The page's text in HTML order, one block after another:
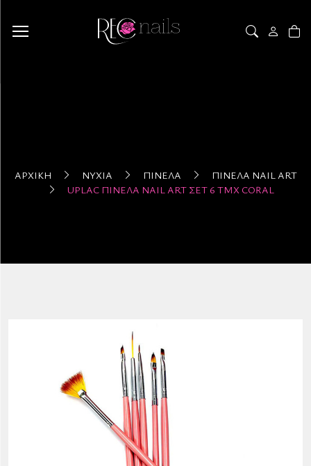
ΑΡΧΙΚΉ ΝΎΧΙΑ ΠΙΝΈΛΑ
ΠΙΝΈΛΑ NAIL ART
UPLAC ΠΙΝΈΛΑ NAIL ART ΣΈΤ 6 ΤΜΧ CORAL